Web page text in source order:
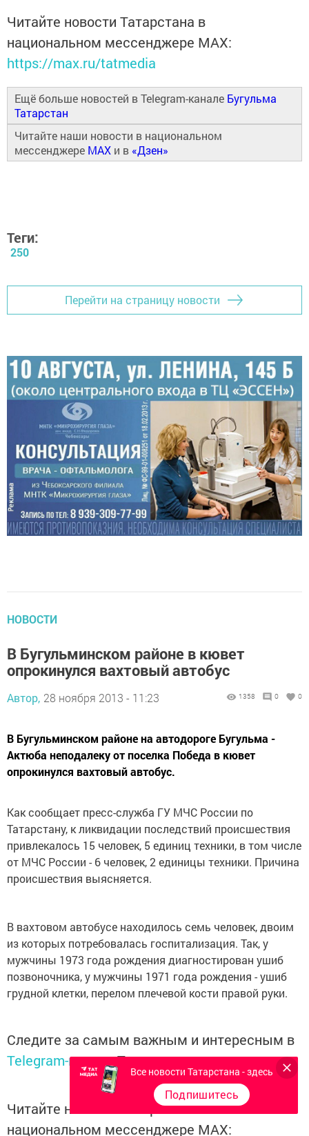
Читайте новости Татарстана в
национальном мессенджере MАХ:
https://max.ru/tatmedia
Ещё больше новостей в Telegram-канале Бугульма
Татарстан
Читайте наши новости в национальном
мессенджере MAX и в «Дзен»
Теги:
250
Перейти на страницу новости
НОВОСТИ
В Бугульминском районе в кювет
опрокинулся вахтовый автобус
Автор, 28 ноября 2013 - 11:23 1358 0 0
В Бугульминском районе на автодороге Бугульма -
Актюба неподалеку от поселка Победа в кювет
опрокинулся вахтовый автобус.
Как сообщает пресс-служба ГУ МЧС России по
Татарстану, к ликвидации последствий происшествия
привлекалось 15 человек, 5 единиц техники, в том числе
от МЧС России - 6 человек, 2 единицы техники. Причина
происшествия выясняется.
В вахтовом автобусе находилось семь человек, двоим
из которых потребовалась госпитализация. Так, у
мужчины 1973 года рождения диагностирован ушиб
позвоночника, у мужчины 1971 года рождения - ушиб
грудной клетки, перелом плечевой кости правой руки.
Следите за самым важным и интересным в
Telegram-каналеТатмедиа
Читайте новости Татарстана в
национальном мессенджере MАХ:
Все новости Татарстана - здесь
Подпишитесь